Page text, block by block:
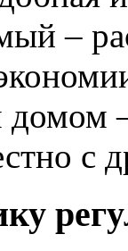
–
–
с